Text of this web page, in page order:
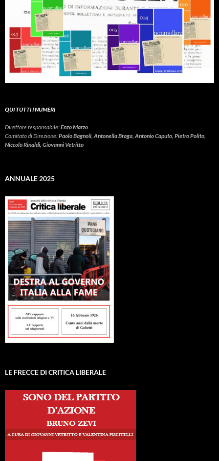
QUI TUTTI I NUMERI
Direttore responsabile:Enzo Marzo
Comitato di Direzione:Paolo Bagnoli, Antonella Braga, Antonio Caputo, Pietro Polito,
Niccolò Rinaldi, Giovanni Vetritto
ANNUALE 2025
LE FRECCE DI CRITICA LIBERALE